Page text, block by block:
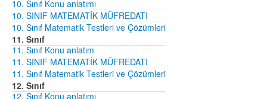
10. Sınıf Konu anlatımı
10. SINIF MATEMATİK MÜFREDATI
10. Sınıf Matematik Testleri ve Çözümleri
11. Sınıf
11. Sınıf Konu anlatım
11. SINIF MATEMATİK MÜFREDATI
11. Sınıf Matematik Testleri ve Çözümleri
12. Sınıf
12. Sınıf Konu anlatımı